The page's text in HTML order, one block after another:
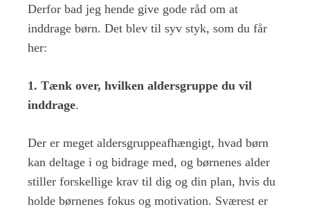
Derfor bad jeg hende give gode råd om at
inddrage børn. Det blev til syv styk, som du får
her:
1. Tænk over, hvilken aldersgruppe du vil
inddrage.
Der er meget aldersgruppeafhængigt, hvad børn
kan deltage i og bidrage med, og børnenes alder
stiller forskellige krav til dig og din plan, hvis du
holde børnenes fokus og motivation. Sværest er